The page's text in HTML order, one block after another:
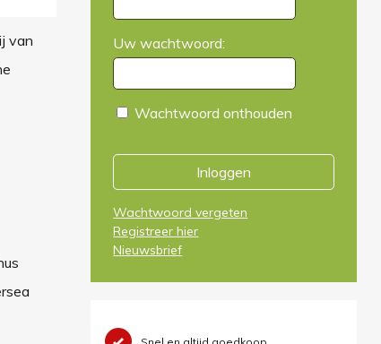
van
Uw wachtwoord:
Wachtwoord onthouden
Inloggen
Wachtwoord vergeten
Registreer hier
Nieuwsbrief